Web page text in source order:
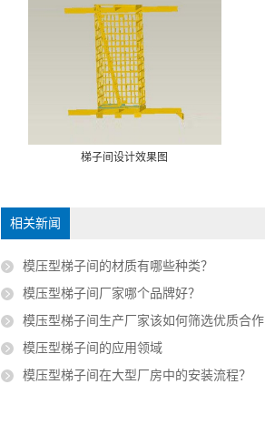
梯子间设计效果图
相关新闻
模压型梯子间的材质有哪些种类？
模压型梯子间厂家哪个品牌好？
模压型梯子间生产厂家该如何筛选优质合作资源
模压型梯子间的应用领域
模压型梯子间在大型厂房中的安装流程？